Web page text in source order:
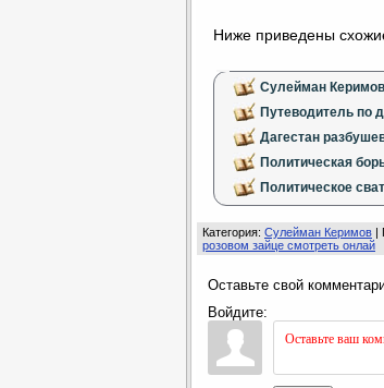
Ниже приведены
Сулейман Керимов
Путеводитель по
Дагестан
Политическая
Политическое
Категория: Сулейман Керимов |
розовом зайце смотреть онлай
Оставьте свой
Войдите: